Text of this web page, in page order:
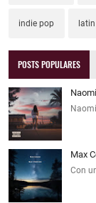
indie pop
POSTS POPULARES
Max
Con